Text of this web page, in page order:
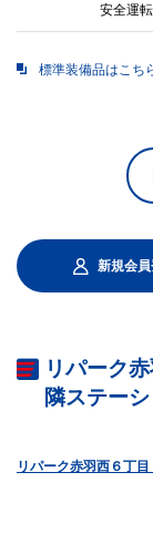
安全運
標準装備品はこち
新規会
リパーク
隣ステー
リパーク赤羽西６丁目